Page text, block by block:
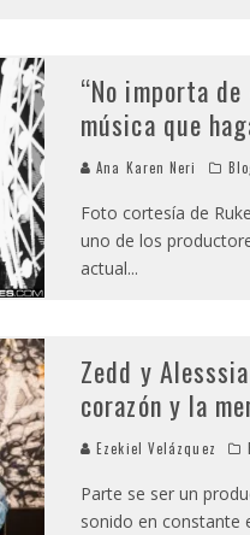
“No importa
música que
Ana Karen Neri
Foto cortesía de
uno de los
actual...
Zedd y
corazón y la
Ezekiel Velázquez
Parte se ser un
sonido en constante